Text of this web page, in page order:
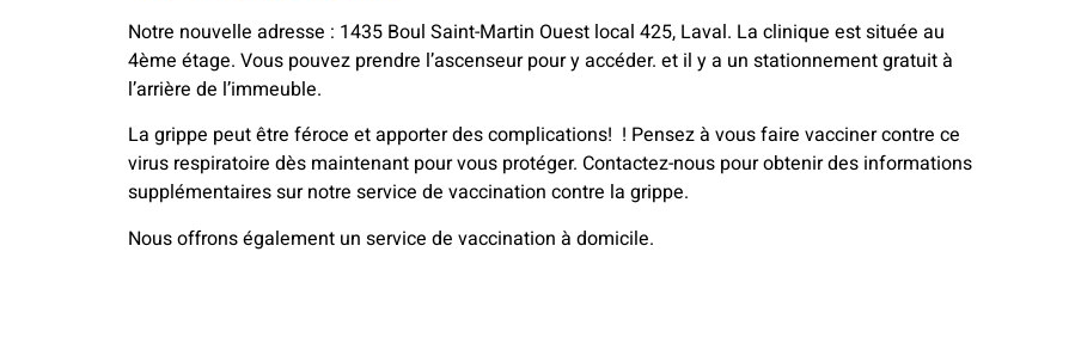
Notre nouvelle adresse : 1435 Boul Saint-Martin Ouest local 425, Laval. La clinique est située au
4ème étage. Vous pouvez prendre l’ascenseur pour y accéder. et il y a un stationnement gratuit à
l’arrière de l’immeuble.
La grippe peut être féroce et apporter des complications! ! Pensez à vous faire vacciner contre ce
virus respiratoire dès maintenant pour vous protéger. Contactez-nous pour obtenir des informations
supplémentaires sur notre service de vaccination contre la grippe.
Nous offrons également un service de vaccination à domicile.